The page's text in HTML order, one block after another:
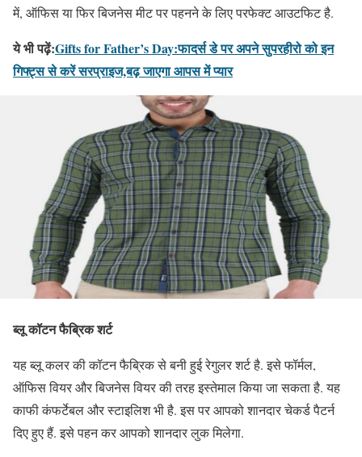
में, ऑफिस या फिर बिजनेस मीट पर पहनने के लिए परफेक्ट आउटफिट है.
ये भी पढ़ें:Gifts for Father’s Day:फादर्स डे पर अपने सुपरहीरो को इन
गिफ्ट्स से करें सरप्राइज,बढ़ जाएगा आपस में प्‍यार
ब्लू कॉटन फैब्रिक शर्ट
यह ब्लू कलर की कॉटन फैब्रिक से बनी हुई रेगुलर शर्ट है. इसे फॉर्मल,
ऑफिस वियर और बिजनेस वियर की तरह इस्तेमाल किया जा सकता है. यह
काफी कंफर्टेबल और स्टाइलिश भी है. इस पर आपको शानदार चेकर्ड पैटर्न
दिए हुए हैं. इसे पहन कर आपको शानदार लुक मिलेगा.